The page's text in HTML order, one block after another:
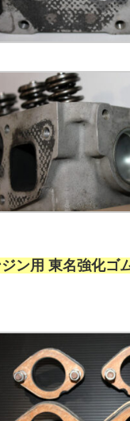
ン用 東名強化ゴ